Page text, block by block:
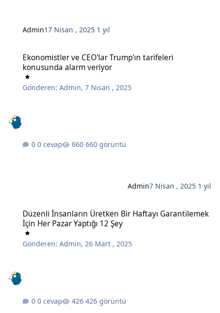
Admin17 Nisan , 2025 1 yıl
Ekonomistler ve CEO'lar Trump'ın tarifeleri
konusunda alarm veriyor
Gönderen:Admin,7 Nisan , 2025
0 cevap 660 görüntü
Admin7 Nisan , 2025 1 yıl
Düzenli İnsanların Üretken Bir Haftayı Garantilemek
İçin Her Pazar Yaptığı 12 Şey
Gönderen:Admin, 26 Mart , 2025
0 cevap 426 görüntü